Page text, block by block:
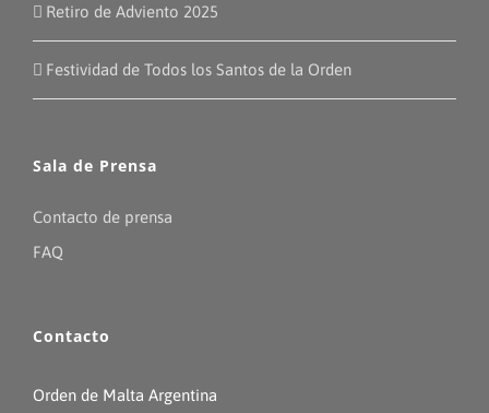
Retiro de Adviento 2025
Festividad de Todos los Santos de la Orden
Sala de Prensa
Contacto de prensa
FAQ
Contacto
Orden de Malta Argentina